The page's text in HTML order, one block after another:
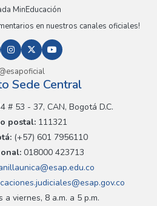
MinEducación
en nuestros canales oficiales!
Sede Central
# 53 - 37, CAN, Bogotá D.C.
postal: 111321
(+57) 601 7956110
018000 423713
a viernes, 8 a.m. a 5 p.m.